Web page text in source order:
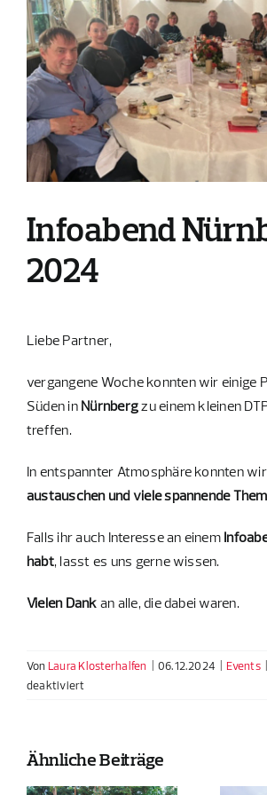
Bild
Infoabend
2024
Liebe Partner,
vergangene Woche konnten wir einige
Süden in Nürnbergzu einem kleinen
treffen.
In entspannter Atmosphäre konnten
austauschen und viele spannende
Falls ihr auch Interesse an einem
habt, lasst es uns gerne wissen.
Vielen Dank an alle, die dabei waren.
Von Laura Klosterhalfen | 06.12.2024 | Events |
deaktiviertfür
Ähnliche Beiträge